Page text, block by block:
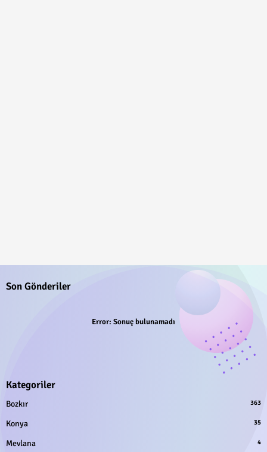
Son Gönderiler
Error: Sonuç bulunamadı
Kategoriler
Bozkır 363
Konya 35
Mevlana 4